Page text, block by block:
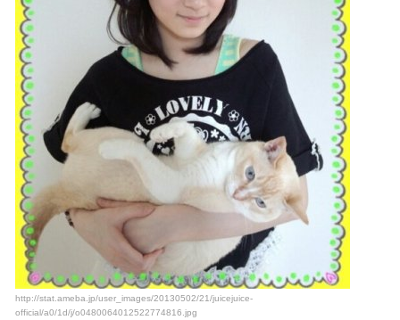
http://stat.ameba.jp/user_images/20130502/21/juicejuice-
official/a0/1d/j/o0480064012522774816.jpg